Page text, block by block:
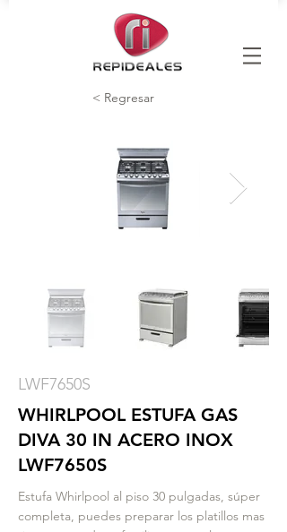
< Regresar
LWF7650S
WHIRLPOOL ESTUFA GAS
DIVA 30 IN ACERO INOX
LWF7650S
Estufa Whirlpool al piso 30 pulgadas, súper
completa, puedes preparar los platillos mas